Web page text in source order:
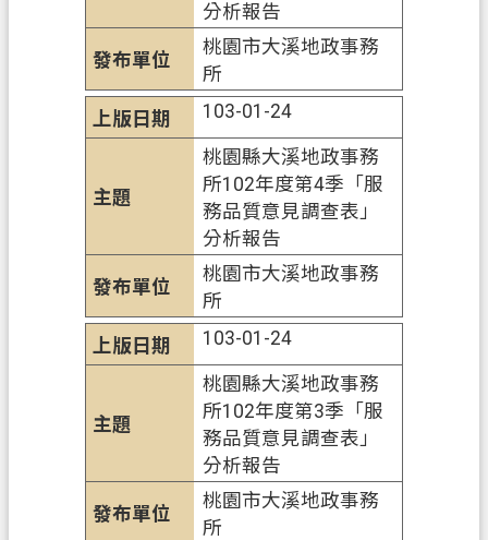
分析報告
桃園市大溪地政事務
所
103-01-24
桃園縣大溪地政事務
所102年度第4季「服
務品質意見調查表」
分析報告
桃園市大溪地政事務
所
103-01-24
桃園縣大溪地政事務
所102年度第3季「服
務品質意見調查表」
分析報告
桃園市大溪地政事務
所